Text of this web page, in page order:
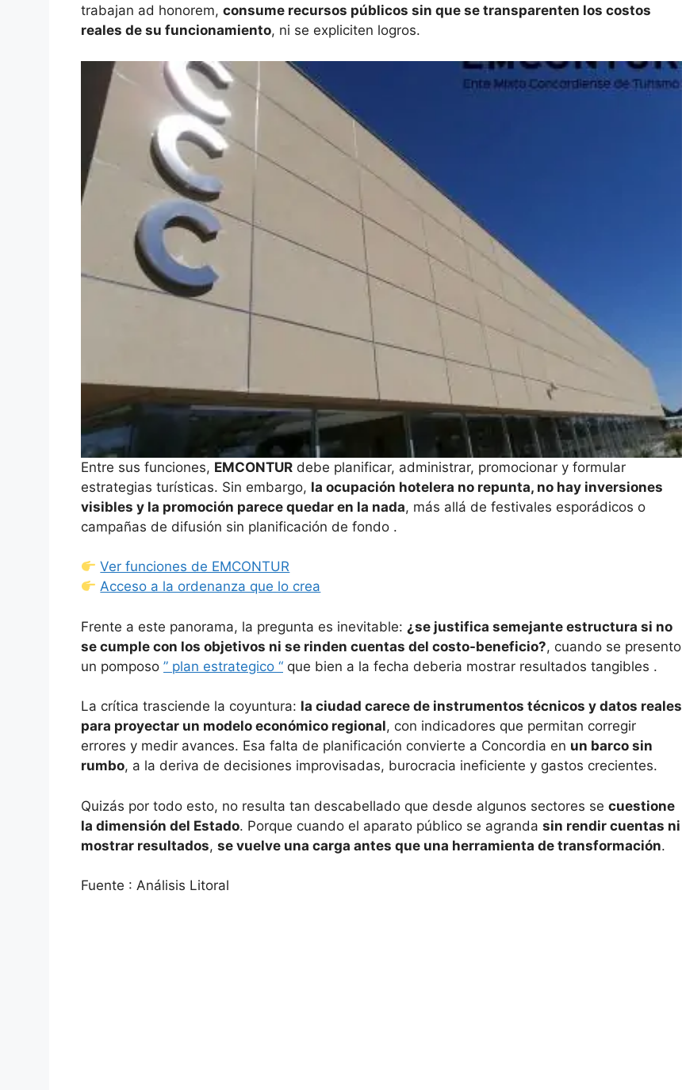
trabajan ad honorem, consume recursos públicos sin que se transparenten los costos
reales de su funcionamiento, ni se expliciten logros.
Entre sus funciones, EMCONTUR debe planificar, administrar, promocionar y formular
estrategias turísticas. Sin embargo, la ocupación hotelera no repunta, no hay inversiones
visibles y la promoción parece quedar en la nada, más allá de festivales esporádicos o
campañas de difusión sin planificación de fondo .
Ver funciones de EMCONTUR
Acceso a la ordenanza que lo crea
Frente a este panorama, la pregunta es inevitable: ¿se justifica semejante estructura si no
se cumple con los objetivos ni se rinden cuentas del costo-beneficio?, cuando se presento
un pomposo ” plan estrategico “ que bien a la fecha deberia mostrar resultados tangibles .
La crítica trasciende la coyuntura: la ciudad carece de instrumentos técnicos y datos reales
para proyectar un modelo económico regional, con indicadores que permitan corregir
errores y medir avances. Esa falta de planificación convierte a Concordia en un barco sin
rumbo, a la deriva de decisiones improvisadas, burocracia ineficiente y gastos crecientes.
Quizás por todo esto, no resulta tan descabellado que desde algunos sectores se cuestione
la dimensión del Estado. Porque cuando el aparato público se agranda sin rendir cuentas ni
mostrar resultados, se vuelve una carga antes que una herramienta de transformación.
Fuente : Análisis Litoral